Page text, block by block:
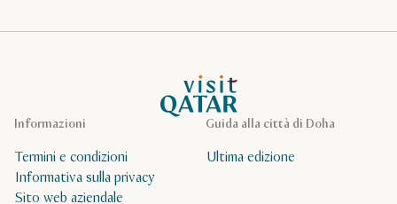
Pagina iniziale Visit Qatar
Guida alla città di Doha
Ultima edizione
Informazioni
Termini e condizioni
Informativa sulla privacy
Sito web aziendale